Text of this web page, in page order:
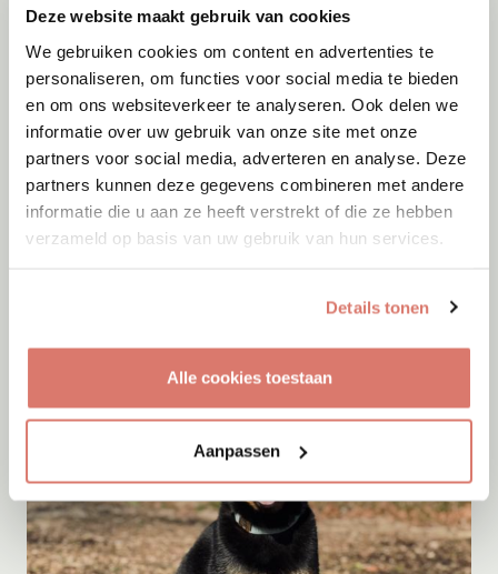
Deze website maakt gebruik van cookies
We gebruiken cookies om content en advertenties te
personaliseren, om functies voor social media te bieden
en om ons websiteverkeer te analyseren. Ook delen we
informatie over uw gebruik van onze site met onze
partners voor social media, adverteren en analyse. Deze
partners kunnen deze gegevens combineren met andere
informatie die u aan ze heeft verstrekt of die ze hebben
verzameld op basis van uw gebruik van hun services.
Details tonen
Alle cookies toestaan
Aanpassen
Adoptie07-08-2026
Ivy